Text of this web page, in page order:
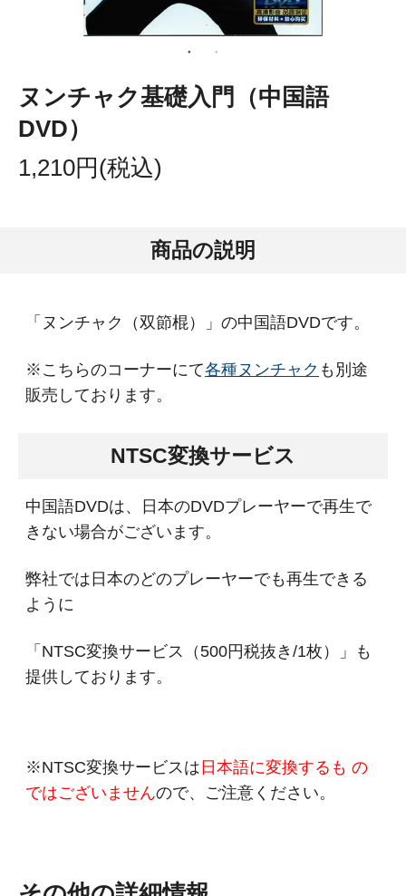
ヌンチャク基礎入門（中国語
DVD）
1,210円(税込)
商品の説明
「ヌンチャク（双節棍）」の中国語DVDです。
※こちらのコーナーにて各種ヌンチャク も別途
販売しております。
NTSC変換サービス
中国語DVDは、日本のDVDプレーヤーで再生で
きない場合がございます。
弊社では日本のどのプレーヤーでも再生できる
ように
「NTSC変換サービス（500円税抜き/1枚）」も
提供しております。
※NTSC変換サービスは 日本語に変換するも の
ではございませんので、ご注意ください。